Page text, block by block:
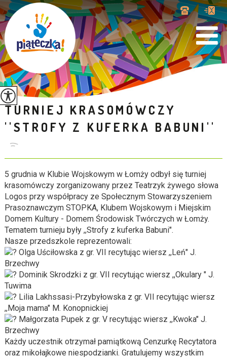
TURNIEJ KRASOMÓWCZY
''STROFY Z KUFERKA BABUNI''
5 grudnia w Klubie Wojskowym w Łomży odbył się turniej
krasomówczy zorganizowany przez Teatrzyk żywego słowa
Logos przy współpracy ze Społecznym Stowarzyszeniem
Prasoznawczym STOPKA, Klubem Wojskowym i Miejskim
Domem Kultury - Domem Środowisk Twórczych w Łomży.
Tematem turnieju były ,,Strofy z kuferka Babuni".
Nasze przedszkole reprezentowali:
Olga Uściłowska z gr. VII recytując wiersz ,,Leń" J.
Brzechwy
Dominik Skrodzki z gr. VII recytując wiersz ,,Okulary " J.
Tuwima
Lilia Lakhssasi-Przybyłowska z gr. VII recytując wiersz
,,Moja mama" M. Konopnickiej
Małgorzata Pupek z gr. V recytując wiersz ,,Kwoka" J.
Brzechwy
Każdy uczestnik otrzymał pamiątkową Cenzurkę Recytatora
oraz mikołajkowe niespodzianki. Gratulujemy wszystkim